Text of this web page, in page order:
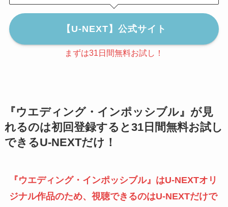
【U-NEXT】公式サイト
まずは31日間無料お試し！
『ウエディング・インポッシブル』が見
れるのは初回登録すると31日間無料お試し
できるU-NEXTだけ！
『ウエディング・インポッシブル』はU-NEXTオリ
ジナル作品のため、視聴できるのはU-NEXTだけで